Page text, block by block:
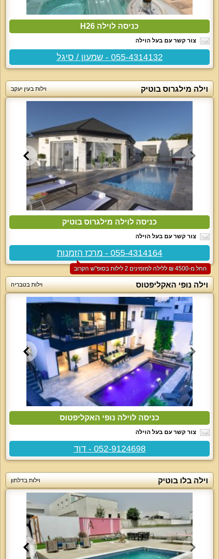
כניסה לוילה H26
צור קשר עם בעל הוילה
055-4314132 - שמעון / סיגל
וילה מילגרוס בוטיק וילות בעין יעקב
כניסה לוילה מילגרוס בוטיק
צור קשר עם בעל הוילה
055-4314164 - מרכז הזמנות
החל מ-‏4500 ₪ ללילה למזמינים 2 לילות בסופ"ש הקרוב
וילה נופי האקליפטוס וילות בטבריה
כניסה לוילה נופי האקליפטוס
צור קשר עם בעל הוילה
052-9124698 - דוד
וילה בלו בוטיק וילות בדלתון